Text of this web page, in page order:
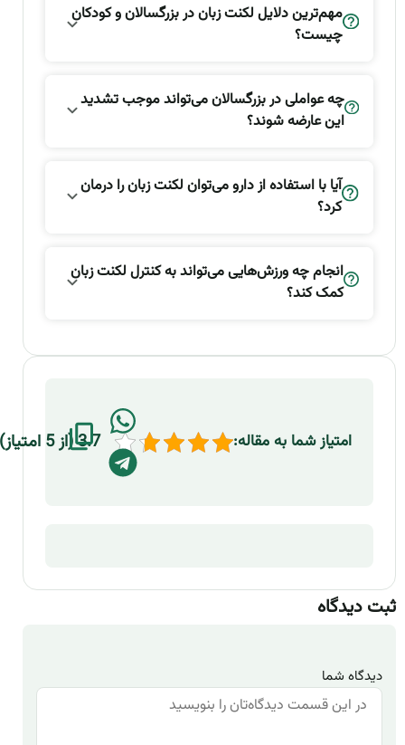
مهم‌ترین دلایل لکنت زبان در بزرگسالان و کودکان
چیست؟
چه عواملی در بزرگسالان می‌تواند موجب تشدید
این عارضه شوند؟
آیا با استفاده از دارو می‌توان لکنت زبان را درمان
کرد؟
انجام چه ورزش‌هایی می‌تواند به کنترل لکنت زبان
کمک کند؟
امتیاز شما به مقاله: 3.7 (از 5 امتیاز)
ثبت دیدگاه
دیدگاه شما